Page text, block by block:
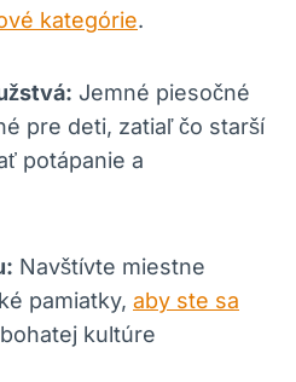
kategórie.
Jemné piesočné
pre deti, zatiaľ čo starší
potápanie a
Navštívte miestne
pamiatky, aby ste sa
kultúre